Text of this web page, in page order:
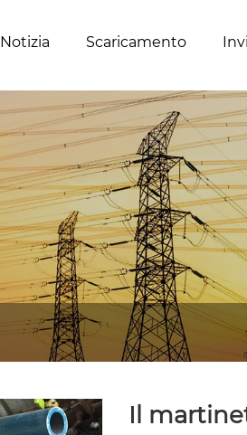
Notizia Scaricamento
Il